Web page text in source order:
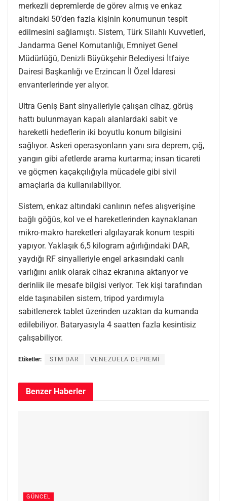
merkezli depremlerde de görev almış ve enkaz
altındaki 50’den fazla kişinin konumunun tespit
edilmesini sağlamıştı. Sistem, Türk Silahlı Kuvvetleri,
Jandarma Genel Komutanlığı, Emniyet Genel
Müdürlüğü, Denizli Büyükşehir Belediyesi İtfaiye
Dairesi Başkanlığı ve Erzincan İl Özel İdaresi
envanterlerinde yer alıyor.
Ultra Geniş Bant sinyalleriyle çalışan cihaz, görüş
hattı bulunmayan kapalı alanlardaki sabit ve
hareketli hedeflerin iki boyutlu konum bilgisini
sağlıyor. Askeri operasyonların yanı sıra deprem, çığ,
yangın gibi afetlerde arama kurtarma; insan ticareti
ve göçmen kaçakçılığıyla mücadele gibi sivil
amaçlarla da kullanılabiliyor.
Sistem, enkaz altındaki canlının nefes alışverişine
bağlı göğüs, kol ve el hareketlerinden kaynaklanan
mikro-makro hareketleri algılayarak konum tespiti
yapıyor. Yaklaşık 6,5 kilogram ağırlığındaki DAR,
yaydığı RF sinyalleriyle engel arkasındaki canlı
varlığını anlık olarak cihaz ekranına aktarıyor ve
derinlik ile mesafe bilgisi veriyor. Tek kişi tarafından
elde taşınabilen sistem, tripod yardımıyla
sabitlenerek tablet üzerinden uzaktan da kumanda
edilebiliyor. Bataryasıyla 4 saatten fazla kesintisiz
çalışabiliyor.
Etiketler: STM DAR VENEZUELA DEPREMİ
Benzer Haberler
GÜNCEL